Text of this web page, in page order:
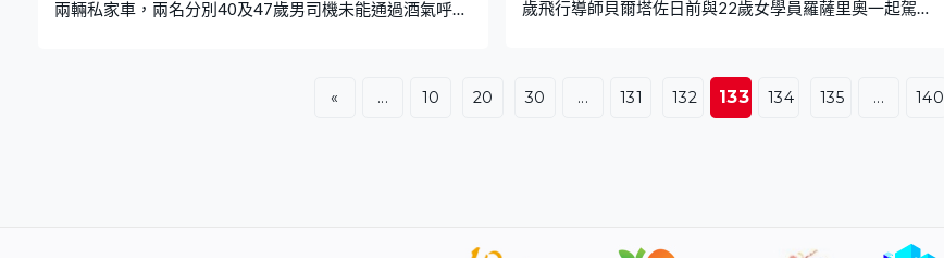
兩輛私家車，兩名分別40及47歲男司機未能通過酒氣呼氣
歲飛行導師貝爾塔佐日前與22歲女學員羅薩里奧一起駕駛
薩里奧隨即向飛行學校通報，並在航空交通指揮塔指導
下，安全降落。 擁有豐富飛行經驗的貝爾塔佐據報曾因心
« ... 10 20 30 ... 131 132 133 134 135 ... 140